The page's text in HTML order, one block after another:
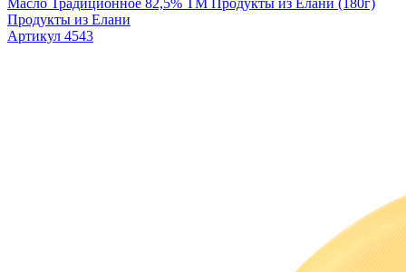
Продукты из Елани
Артикул 4543